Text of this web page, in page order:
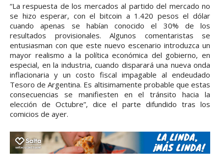
“La respuesta de los mercados al partido del mercado no
se hizo esperar, con el bitcoin a 1.420 pesos el dólar
cuando apenas se habían conocido el 30% de los
resultados provisionales. Algunos comentaristas se
entusiasman con que este nuevo escenario introduzca un
mayor realismo a la política económica del gobierno, en
especial, en la industria, cuando disparará una nueva onda
inflacionaria y un costo fiscal impagable al endeudado
Tesoro de Argentina. Es altisimamente probable que estas
consecuencias se manifiesten en el tránsito hacia la
elección de Octubre”, dice el parte difundido tras los
comicios de ayer.